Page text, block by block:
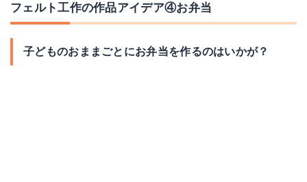
フェルト工作の作品アイデア④お弁当
子どものおままごとにお弁当を作るのはいかが？